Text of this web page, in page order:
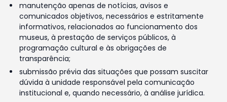
manutenção apenas de notícias, avisos e
comunicados objetivos, necessários e estritamente
informativos, relacionados ao funcionamento dos
museus, à prestação de serviços públicos, à
programação cultural e às obrigações de
transparência;
submissão prévia das situações que possam suscitar
dúvida à unidade responsável pela comunicação
institucional e, quando necessário, à análise jurídica.